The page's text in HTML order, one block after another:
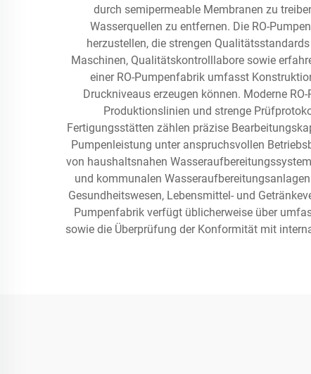
durch semipermeable Membranen zu
Wasserquellen zu entfernen. Die RO-
herzustellen, die strengen
Maschinen, Qualitätskontrolllabore sowie
einer RO-Pumpenfabrik umfasst
Druckniveaus erzeugen können. Moderne
Produktionslinien und strenge
Fertigungsstätten zählen präzise
Pumpenleistung unter anspruchsvollen
von haushaltsnahen
und kommunalen
Gesundheitswesen, Lebensmittel- und
Pumpenfabrik verfügt üblicherweise über
sowie die Überprüfung der Konformität mit